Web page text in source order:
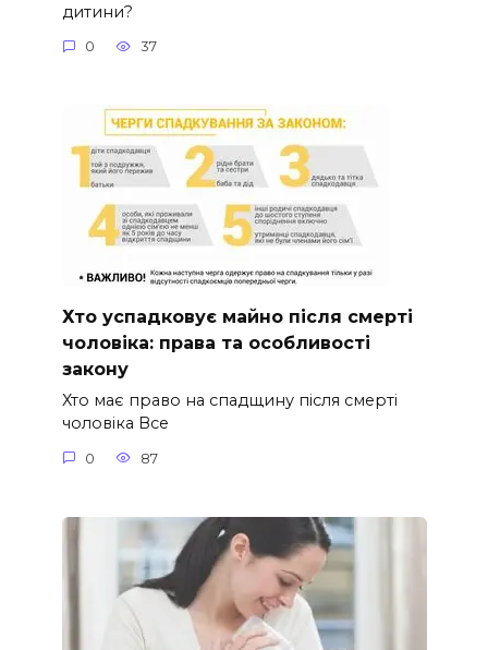
дитини?
0 37
Хто успадковує майно після смерті
чоловіка: права та особливості
закону
Хто має право на спадщину після смерті
чоловіка Все
0 87